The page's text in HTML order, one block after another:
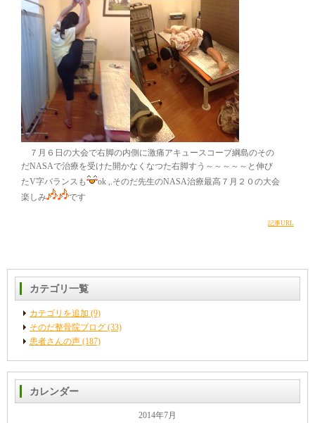
７月６日の大会で右脚の内側に激痛アキュースコープ綱島のその
だNASAで治療を受けた開かなくなつた右脚すう～～～～～と伸び
たV字バランスも
ok ,.そのだ先生のNASA治療最高７月２０の大会
楽しみ
です
記事URL
カテゴリ一覧
カテゴリを追加 (9)
そのだ整骨院ブログ (33)
患者さんの声 (187)
カレンダー
2014年7月